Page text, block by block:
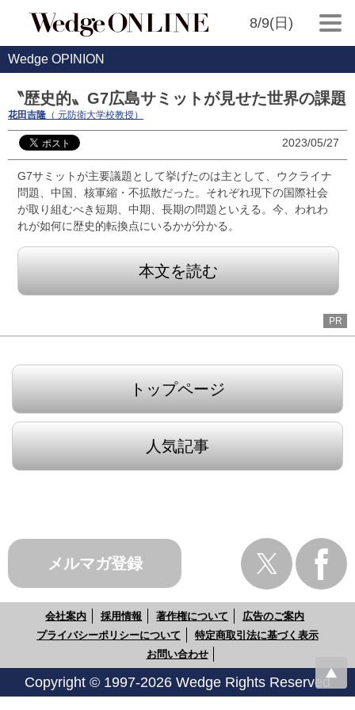
8/9(日)
Wedge OPINION
〝歴史的〟G7広島サミットが見せた世界の課題
花田吉隆 （ 元防衛大学校教授）
2023/05/27
G7サミットが主要議題として挙げたのは主として、ウクライナ
問題、中国、核軍縮・不拡散だった。それぞれ現下の国際社会
が取り組むべき短期、中期、長期の問題といえる。今、われわ
れが如何に歴史的転換点にいるかが分かる。
本文を読む
PR
トップページ
人気記事
メルマガ登録
会社案内 採用情報 著作権について
広告のご案内
プライバシーポリシーについて
特定商取引法に基づく表示
お問い合わせ
Copyright © 1997-2026 Wedge Rights Reserved